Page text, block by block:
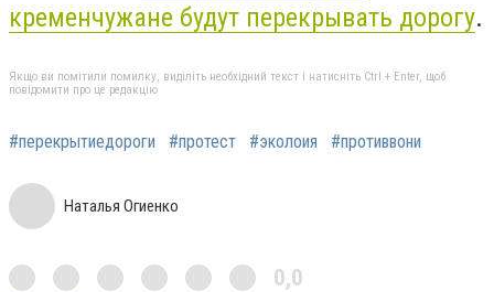
кременчужане будут перекрывать дорогу.
Якщо ви помітили помилку, виділіть необхідний текст і натисніть Ctrl + Enter, щоб
повідомити про це редакцію
#перекрытиедороги #протест #эколоия #противвони
Наталья Огиенко
0,0